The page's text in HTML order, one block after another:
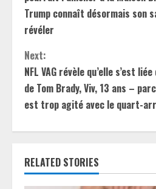
n
t
i
n
R
Trump connaît désormais son
révéler
Next:
NFL VAG révèle qu’elle s’est
de Tom Brady, Viv, 13 ans –
est trop agité avec le quart-
RELATED STORIES